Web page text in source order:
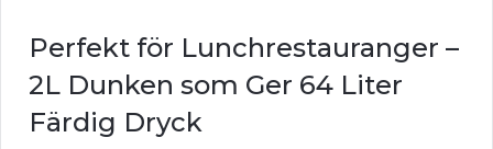
Perfekt för Lunchrestauranger –
2L Dunken som Ger 64 Liter
Färdig Dryck